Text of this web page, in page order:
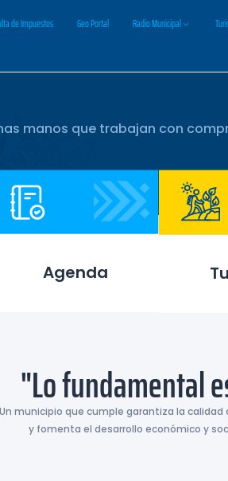
de Impuestos Geo Portal Radio Municipal
manos que trabajan con
Agenda
"Lo fundamental
municipio que cumple garantiza la calidad
y fomenta el desarrollo económico y